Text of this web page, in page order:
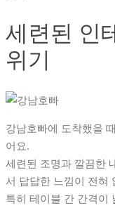
세련된 인
위기
강남호빠에 도착했을
어요.
세련된 조명과 깔끔한
서 답답한 느낌이 전혀
특히 테이블 간 간격이